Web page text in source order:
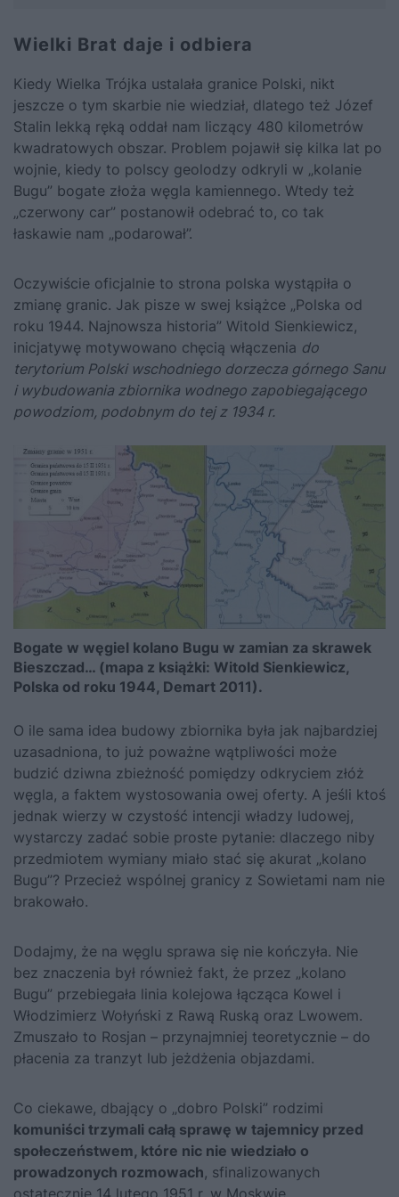
Wielki Brat daje i odbiera
Kiedy Wielka Trójka ustalała granice Polski, nikt
jeszcze o tym skarbie nie wiedział, dlatego też Józef
Stalin lekką ręką oddał nam liczący 480 kilometrów
kwadratowych obszar. Problem pojawił się kilka lat po
wojnie, kiedy to polscy geolodzy odkryli w „kolanie
Bugu” bogate złoża węgla kamiennego. Wtedy też
„czerwony car” postanowił odebrać to, co tak
łaskawie nam „podarował”.
Oczywiście oficjalnie to strona polska wystąpiła o
zmianę granic. Jak pisze w swej książce „Polska od
roku 1944. Najnowsza historia” Witold Sienkiewicz,
inicjatywę motywowano chęcią włączenia do
terytorium Polski wschodniego dorzecza górnego Sanu
i wybudowania zbiornika wodnego zapobiegającego
powodziom, podobnym do tej z 1934 r.
Bogate w węgiel kolano Bugu w zamian za skrawek
Bieszczad… (mapa z książki: Witold Sienkiewicz,
Polska od roku 1944, Demart 2011).
O ile sama idea budowy zbiornika była jak najbardziej
uzasadniona, to już poważne wątpliwości może
budzić dziwna zbieżność pomiędzy odkryciem złóż
węgla, a faktem wystosowania owej oferty. A jeśli ktoś
jednak wierzy w czystość intencji władzy ludowej,
wystarczy zadać sobie proste pytanie: dlaczego niby
przedmiotem wymiany miało stać się akurat „kolano
Bugu”? Przecież wspólnej granicy z Sowietami nam nie
brakowało.
Dodajmy, że na węglu sprawa się nie kończyła. Nie
bez znaczenia był również fakt, że przez „kolano
Bugu” przebiegała linia kolejowa łącząca Kowel i
Włodzimierz Wołyński z Rawą Ruską oraz Lwowem.
Zmuszało to Rosjan – przynajmniej teoretycznie – do
płacenia za tranzyt lub jeżdżenia objazdami.
Co ciekawe, dbający o „dobro Polski” rodzimi
komuniści trzymali całą sprawę w tajemnicy przed
społeczeństwem, które nic nie wiedziało o
prowadzonych rozmowach, sfinalizowanych
ostatecznie 14 lutego 1951 r. w Moskwie.